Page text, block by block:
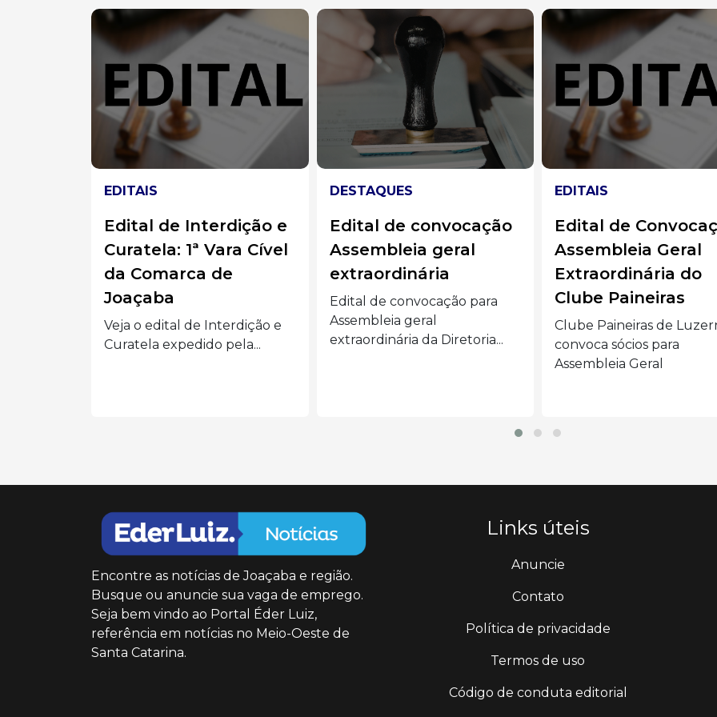
DESTAQUES
Edital de convocação
Assembleia geral
extraordinária
Edital de convocação para
Assembleia geral
extraordinária da Diretoria...
EDITAIS
Edital de Convocação:
Assembleia Geral
Extraordinária do
Clube Paineiras
Clube Paineiras de Luzerna
convoca sócios para
EDITAIS
Edital da 2ª
da Comarca de
Joaçaba
Veja os Editais da 2ª
da Comarca...
Encontre as notícias de Joaçaba e região.
Busque ou anuncie sua vaga de emprego.
Seja bem vindo ao Portal Éder Luiz,
referência em notícias no Meio-Oeste de
Santa Catarina.
Links úteis
Anuncie
Contato
Política de privacidade
Termos de uso
Código de conduta editorial